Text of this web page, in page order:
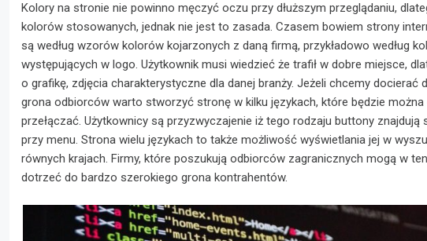
Kolory na stronie nie powinno męczyć oczu przy dłuższym przeglądaniu,
kolorów stosowanych, jednak nie jest to zasada. Czasem bowiem strony
są według wzorów kolorów kojarzonych z daną firmą, przykładowo według
występujących w logo. Użytkownik musi wiedzieć że trafił w dobre miejsce,
o grafikę, zdjęcia charakterystyczne dla danej branży. Jeżeli chcemy docierać
grona odbiorców warto stworzyć stronę w kilku językach, które będzie można
przełączać. Użytkownicy są przyzwyczajenie iż tego rodzaju buttony znajdują
przy menu. Strona wielu językach to także możliwość wyświetlania jej w
równych krajach. Firmy, które poszukują odbiorców zagranicznych mogą w
dotrzeć do bardzo szerokiego grona kontrahentów.